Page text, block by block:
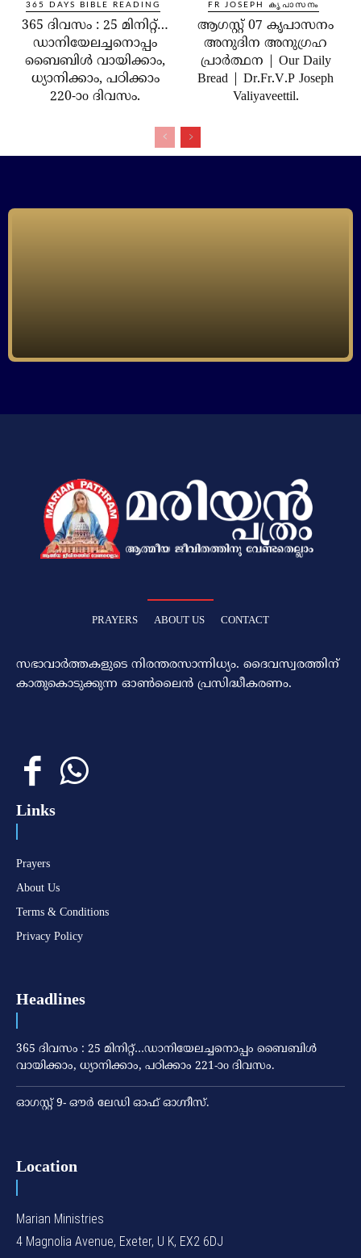
365 DAYS BIBLE READING
365 ദിവസം : 25 മിനിറ്റ്…
ഡാനിയേലച്ചനൊപ്പം
ബൈബിൾ വായിക്കാം,
ധ്യാനിക്കാം, പഠിക്കാം
220-ാo ദിവസം.
FR JOSEPH കൃപാസനം
ആഗസ്റ്റ് 07 കൃപാസനം
അനുദിന അനുഗ്രഹ
പ്രാർത്ഥന | Our Daily
Bread | Dr.Fr.V.P Joseph
Valiyaveettil.
PRAYERS ABOUT US CONTACT
സഭാവാര്‍ത്തകളുടെ നിരന്തരസാന്നിധ്യം. ദൈവസ്വരത്തിന്‌
കാതുകൊടുക്കുന്ന ഓണ്‍ലൈന്‍ പ്രസിദ്ധീകരണം.
Links
Prayers
About Us
Terms & Conditions
Privacy Policy
Headlines
365 ദിവസം : 25 മിനിറ്റ്…ഡാനിയേലച്ചനൊപ്പം ബൈബിൾ
വായിക്കാം, ധ്യാനിക്കാം, പഠിക്കാം 221-ാo ദിവസം.
ഓഗസ്റ്റ് 9- ഔര്‍ ലേഡി ഓഫ് ഓഗ്നീസ്.
Location
Marian Ministries
4 Magnolia Avenue, Exeter, U K, EX2 6DJ